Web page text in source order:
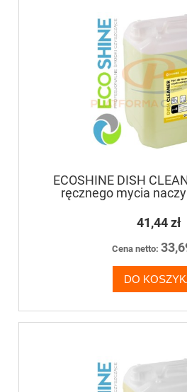
ECOSHINE DISH
ręcznego mycia
zapachu
41,44 zł
Cena netto:
DO